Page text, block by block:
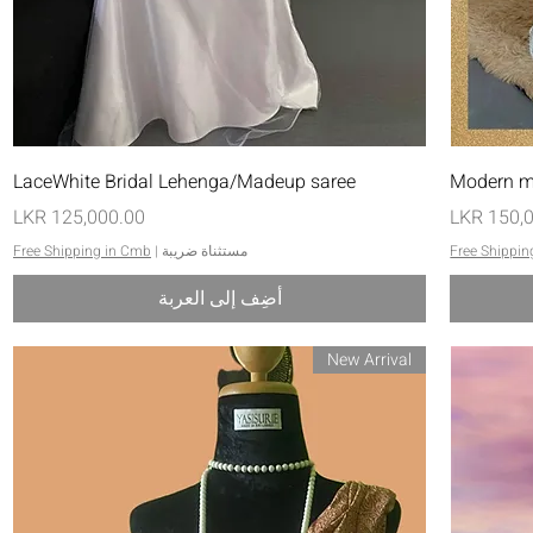
Modern
Free
العرض السريع
LaceWhite Bridal Lehenga/Madeup saree
السعر
مستثناة ضريبة |
Free Shipping in Cmb
أضِف إلى العربة
New Arrival